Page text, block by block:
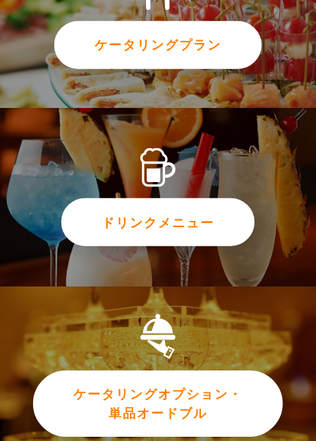
ケータリングプラン
ドリンクメニュー
ケータリングオプション・
単品オードブル